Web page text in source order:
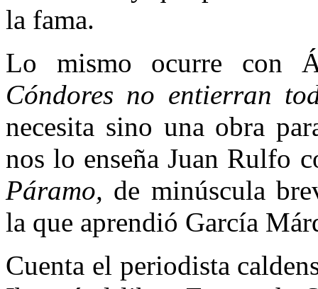
la fama.
Lo mismo ocurre con
Cóndores no entierran
necesita sino una obra
nos lo enseña Juan Rulfo
Páramo, de minúscula
la que aprendió García
Cuenta el periodista